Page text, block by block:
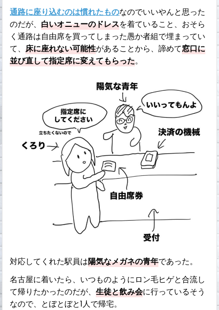
通路に座り込むのは慣れたものなのでいいやんと思った
のだが、白いオニューのドレスを着ていること、おそら
く通路は自由席を買ってしまった愚か者組で埋まってい
て、床に座れない可能性があることから、諦めて窓口に
並び直して指定席に変えてもらった。
対応してくれた駅員は陽気なメガネの青年であった。
名古屋に着いたら、いつものようにロン毛ヒゲと合流し
て帰りたかったのだが、生徒と飲み会に行っているそう
なので、とぼとぼと1人で帰宅。